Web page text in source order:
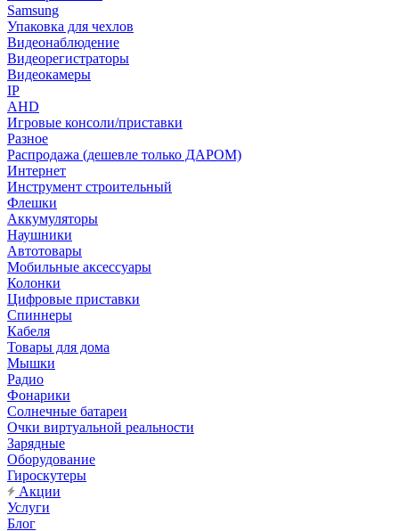
Samsung
Упаковка для чехлов
Видеонаблюдение
Видеорегистраторы
Видеокамеры
IP
AHD
Игровые консоли/приставки
Разное
Распродажа (дешевле только ДАРОМ)
Интернет
Инструмент строительный
Флешки
Аккумуляторы
Наушники
Автотовары
Мобильные аксессуары
Колонки
Цифровые приставки
Спиннеры
Кабеля
Товары для дома
Мышки
Радио
Фонарики
Солнечные батареи
Очки виртуальной реальности
Зарядные
Оборудование
Гироскутеры
Акции
Услуги
Блог